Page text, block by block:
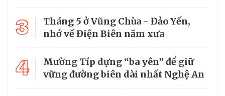
3
Tháng 5 ở Vũng Chùa - Đảo Yến,
nhớ về Điện Biên năm xưa
4
Mường Típ dựng “ba yên” để giữ
vững đường biên dài nhất Nghệ An